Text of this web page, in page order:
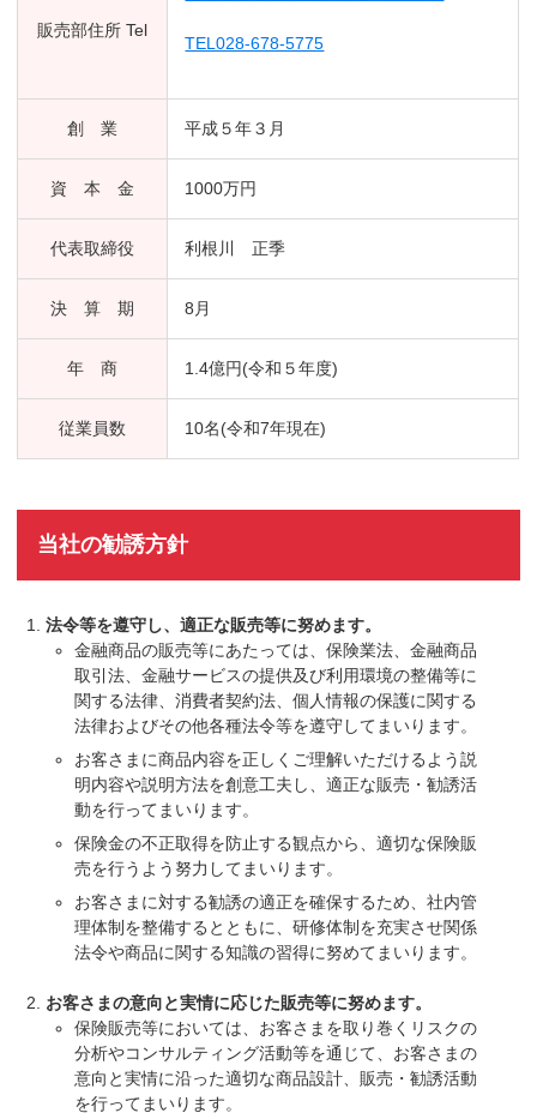
販売部住所 Tel
TEL028-678-5775
創 業 平成５年３月
資 本 金 1000万円
代表取締役 利根川 正季
決 算 期 8月
年 商 1.4億円(令和５年度)
従業員数 10名(令和7年現在)
当社の勧誘方針
法令等を遵守し、適正な販売等に努めます。
金融商品の販売等にあたっては、保険業法、金融商品
取引法、金融サービスの提供及び利用環境の整備等に
関する法律、消費者契約法、個人情報の保護に関する
法律およびその他各種法令等を遵守してまいります。
お客さまに商品内容を正しくご理解いただけるよう説
明内容や説明方法を創意工夫し、適正な販売・勧誘活
動を行ってまいります。
保険金の不正取得を防止する観点から、適切な保険販
売を行うよう努力してまいります。
お客さまに対する勧誘の適正を確保するため、社内管
理体制を整備するとともに、研修体制を充実させ関係
法令や商品に関する知識の習得に努めてまいります。
お客さまの意向と実情に応じた販売等に努めます。
保険販売等においては、お客さまを取り巻くリスクの
分析やコンサルティング活動等を通じて、お客さまの
意向と実情に沿った適切な商品設計、販売・勧誘活動
を行ってまいります。